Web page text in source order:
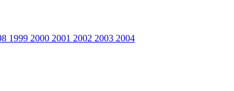
1999 2000 2001 2002 2003 2004